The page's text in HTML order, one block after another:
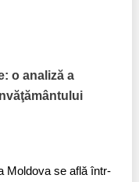
o analiză a
Moldova se află într-